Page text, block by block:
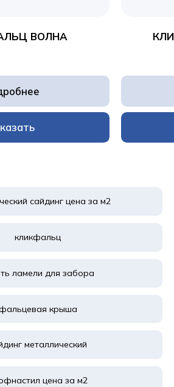
ВОЛНА
сайдинг цена за м2
кликфальц
ламели для забора
крыша
металлический
цена за м2